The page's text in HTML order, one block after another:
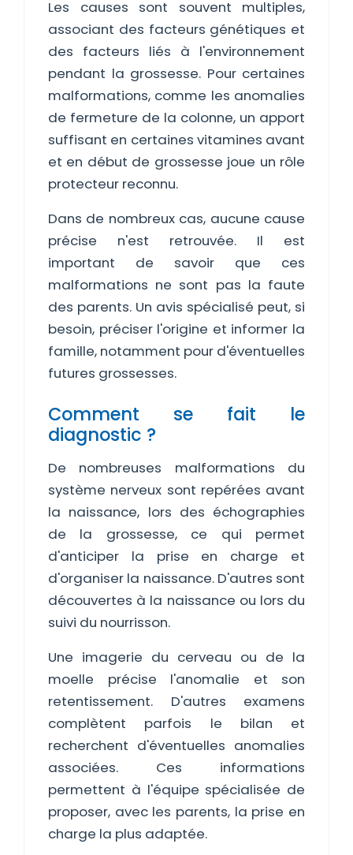
Les causes sont souvent multiples,
associant des facteurs génétiques et
des facteurs liés à l'environnement
pendant la grossesse. Pour certaines
malformations, comme les anomalies
de fermeture de la colonne, un apport
suffisant en certaines vitamines avant
et en début de grossesse joue un rôle
protecteur reconnu.
Dans de nombreux cas, aucune cause
précise n'est retrouvée. Il est
important de savoir que ces
malformations ne sont pas la faute
des parents. Un avis spécialisé peut, si
besoin, préciser l'origine et informer la
famille, notamment pour d'éventuelles
futures grossesses.
Comment se fait le
diagnostic ?
De nombreuses malformations du
système nerveux sont repérées avant
la naissance, lors des échographies
de la grossesse, ce qui permet
d'anticiper la prise en charge et
d'organiser la naissance. D'autres sont
découvertes à la naissance ou lors du
suivi du nourrisson.
Une imagerie du cerveau ou de la
moelle précise l'anomalie et son
retentissement. D'autres examens
complètent parfois le bilan et
recherchent d'éventuelles anomalies
associées. Ces informations
permettent à l'équipe spécialisée de
proposer, avec les parents, la prise en
charge la plus adaptée.